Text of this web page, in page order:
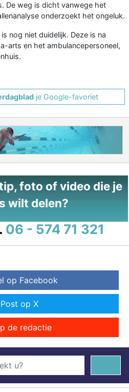
De weg is dicht vanwege het
onderzoekt het ongeluk.
nog niet duidelijk. Deze is na
arts en het ambulancepersoneel,
je Google-favoriet
foto of video die je
wilt delen?
06 - 574 71 321
op Facebook
Post op X
de redactie